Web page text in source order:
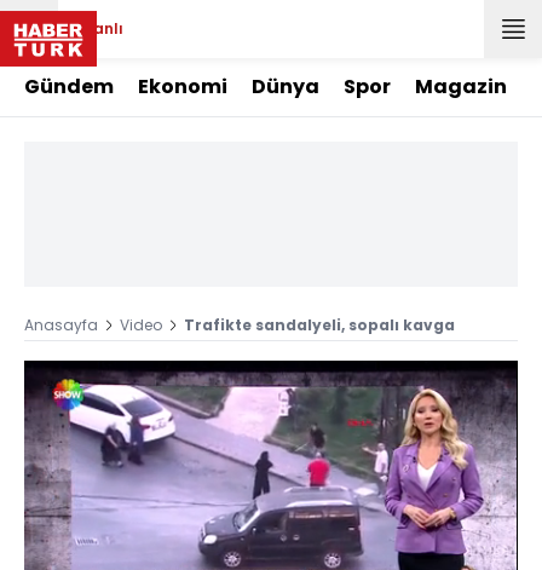
Canlı
Gündem Ekonomi Dünya Spor Magazin
Anasayfa Video Trafikte sandalyeli, sopalı kavga